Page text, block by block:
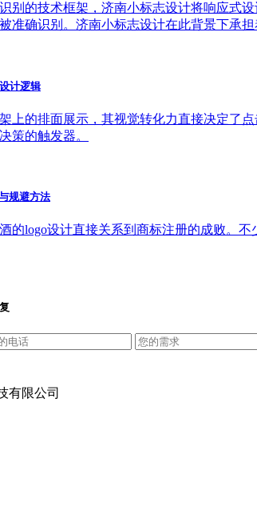
别的技术框架，济南小标志设计将响应式
准确识别。济南小标志设计在此背景下承
计逻辑
上的排面展示，其视觉转化力直接决定了
策的触发器。
规避方法
的logo设计直接关系到商标注册的成败。
有限公司